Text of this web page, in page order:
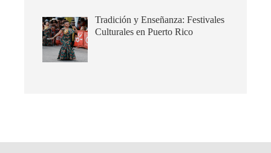
Tradición y Enseñanza: Festivales
Culturales en Puerto Rico